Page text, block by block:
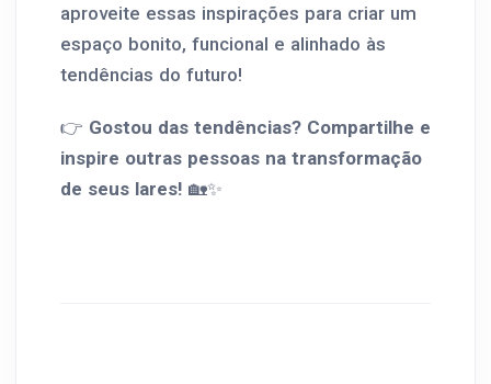
aproveite essas inspirações para criar um
espaço bonito, funcional e alinhado às
tendências do futuro!
👉 Gostou das tendências? Compartilhe e
inspire outras pessoas na transformação
de seus lares! 🏡✨